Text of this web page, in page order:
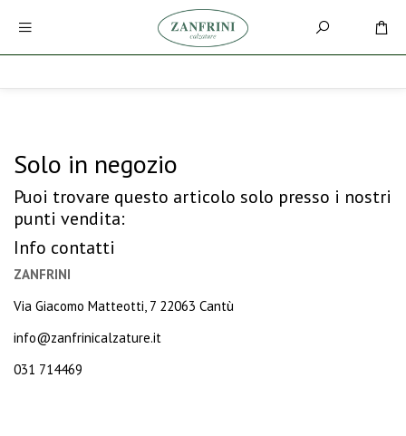
Solo in negozio
Puoi trovare questo articolo solo presso i nostri
punti vendita:
Info contatti
ZANFRINI
Via Giacomo Matteotti, 7 22063 Cantù
info@zanfrinicalzature.it
031 714469